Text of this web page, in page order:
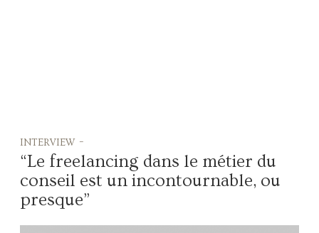
interview -
“Le freelancing dans le métier du
conseil est un incontournable, ou
presque”